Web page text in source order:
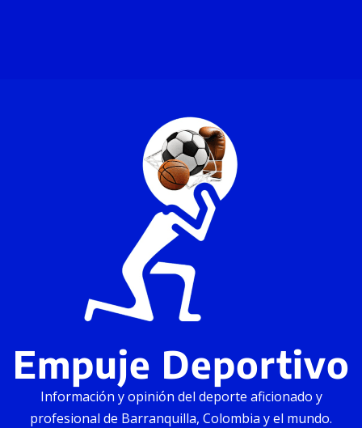
Empuje Deportivo
Información y opinión del deporte aficionado y
profesional de Barranquilla, Colombia y el mundo.